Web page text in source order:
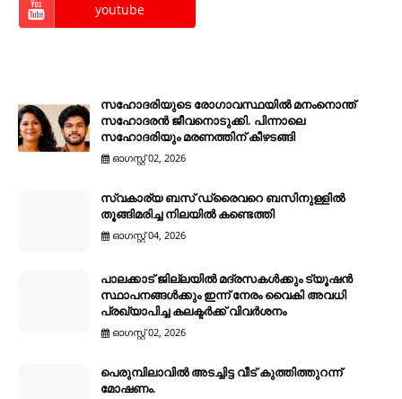
youtube
സഹോദരിയുടെ രോഗാവസ്ഥയിൽ മനംനൊന്ത്
സഹോദരൻ ജീവനൊടുക്കി. പിന്നാലെ
സഹോദരിയും മരണത്തിന് കീഴടങ്ങി
ഓഗസ്റ്റ് 02, 2026
സ്വകാര്യ ബസ് ഡ്രൈവറെ ബസിനുള്ളിൽ
തൂങ്ങിമരിച്ച നിലയിൽ കണ്ടെത്തി
ഓഗസ്റ്റ് 04, 2026
പാലക്കാട് ജില്ലയിൽ മദ്രസകൾക്കും ട്യൂഷൻ
സ്ഥാപനങ്ങൾക്കും ഇന്ന് നേരം വൈകി അവധി
പ്രഖ്യാപിച്ച കലക്ടർക്ക് വിവർശനം
ഓഗസ്റ്റ് 02, 2026
പെരുമ്പിലാവിൽ അടച്ചിട്ട വീട് കുത്തിത്തുറന്ന്
മോഷണം.